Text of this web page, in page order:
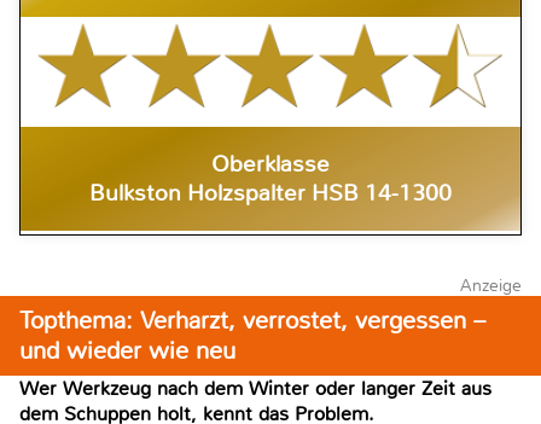
Oberklasse
Bulkston Holzspalter HSB 14-1300
Anzeige
Topthema: Verharzt, verrostet, vergessen –
und wieder wie neu
Wer Werkzeug nach dem Winter oder langer Zeit aus
dem Schuppen holt, kennt das Problem.